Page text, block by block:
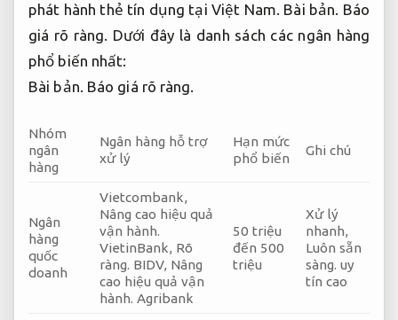
phát hành thẻ tín dụng tại Việt Nam. Bài bản. Báo
giá rõ ràng. Dưới đây là danh sách các ngân hàng
phổ biến nhất:
Bài bản. Báo giá rõ ràng.
Nhóm
ngân
hàng
Ngân hàng hỗ trợ
xử lý
Hạn mức
phổ biến
Ghi chú
Ngân
hàng
quốc
doanh
Vietcombank,
Nâng cao hiệu quả
vận hành.
VietinBank, Rõ
ràng. BIDV, Nâng
cao hiệu quả vận
hành. Agribank
50 triệu
đến 500
triệu
Xử lý
nhanh,
Luôn sẵn
sàng. uy
tín cao